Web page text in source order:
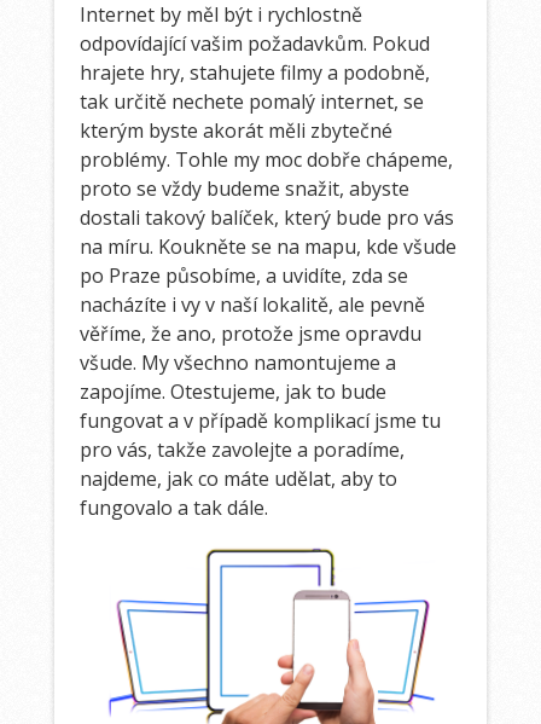
Internet by měl být i rychlostně
odpovídající vašim požadavkům. Pokud
hrajete hry, stahujete filmy a podobně,
tak určitě nechete pomalý internet, se
kterým byste akorát měli zbytečné
problémy. Tohle my moc dobře chápeme,
proto se vždy budeme snažit, abyste
dostali takový balíček, který bude pro vás
na míru. Koukněte se na mapu, kde všude
po Praze působíme, a uvidíte, zda se
nacházíte i vy v naší lokalitě, ale pevně
věříme, že ano, protože jsme opravdu
všude. My všechno namontujeme a
zapojíme. Otestujeme, jak to bude
fungovat a v případě komplikací jsme tu
pro vás, takže zavolejte a poradíme,
najdeme, jak co máte udělat, aby to
fungovalo a tak dále.